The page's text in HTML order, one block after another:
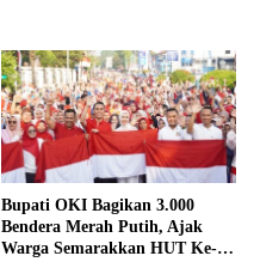
Bupati OKI Bagikan 3.000
Bendera Merah Putih, Ajak
Warga Semarakkan HUT Ke-81